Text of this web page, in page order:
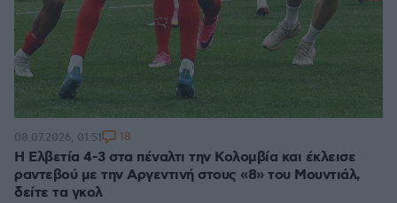
Η Ελβετία 4-3 στα πέναλτι την Κολομβία και έκλεισε
ραντεβού με την Αργεντινή στους «8» του Μουντιάλ,
δείτε τα γκολ
08.07.2026, 01:51 18